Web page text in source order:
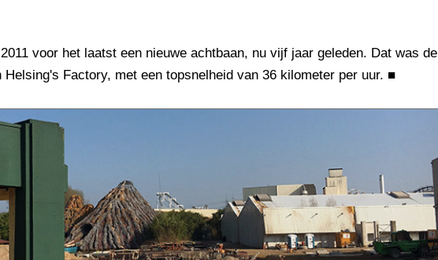
voor het laatst een nieuwe achtbaan, nu vijf jaar geleden. Dat was de
Factory, met een topsnelheid van 36 kilometer per uur. ■